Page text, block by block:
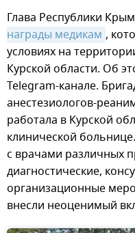
Глава Республики
награды медикам ,
условиях на
Курской области. Об
Telegram-канале.
анестезиологов-
работала в Курской
клинической
с врачами различных
диагностические,
организационные
внесли неоценимый